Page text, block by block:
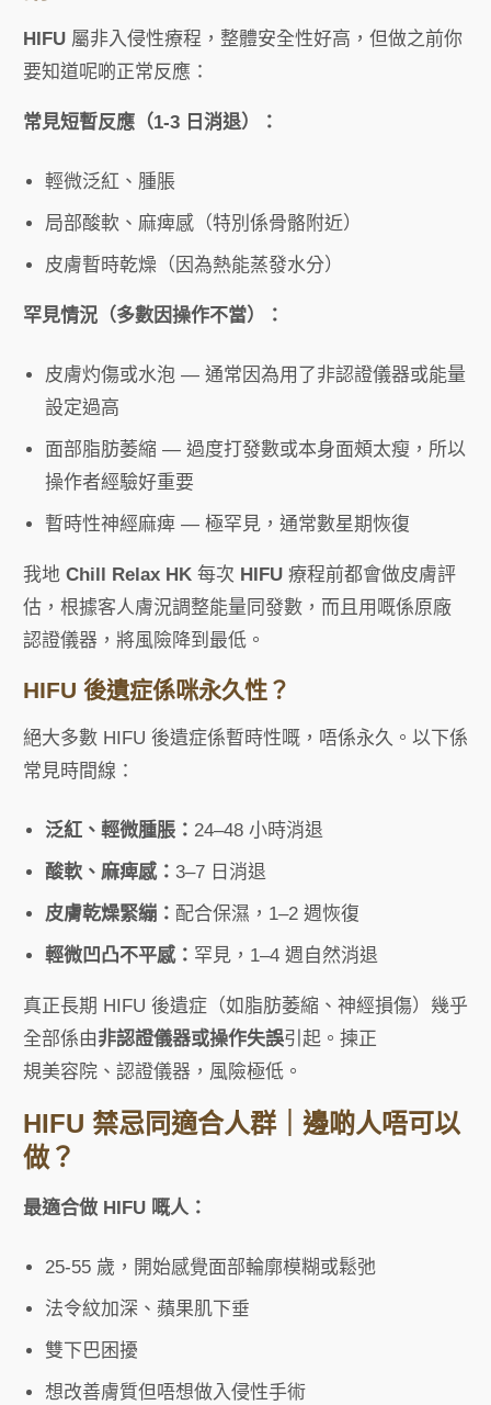
HIFU 屬非入侵性療程，整體安全性好高，但做之前你
要知道呢啲正常反應：
常見短暫反應（1-3 日消退）：
輕微泛紅、腫脹
局部酸軟、麻痺感（特別係骨骼附近）
皮膚暫時乾燥（因為熱能蒸發水分）
罕見情況（多數因操作不當）：
皮膚灼傷或水泡 — 通常因為用了非認證儀器或能量
設定過高
面部脂肪萎縮 — 過度打發數或本身面頰太瘦，所以
操作者經驗好重要
暫時性神經麻痺 — 極罕見，通常數星期恢復
我地 Chill Relax HK 每次 HIFU 療程前都會做皮膚評
估，根據客人膚況調整能量同發數，而且用嘅係原廠
認證儀器，將風險降到最低。
HIFU 後遺症係咪永久性？
絕大多數 HIFU 後遺症係暫時性嘅，唔係永久。以下係
常見時間線：
泛紅、輕微腫脹： 24–48 小時消退
酸軟、麻痺感： 3–7 日消退
皮膚乾燥緊繃： 配合保濕，1–2 週恢復
輕微凹凸不平感： 罕見，1–4 週自然消退
真正長期 HIFU 後遺症（如脂肪萎縮、神經損傷）幾乎
全部係由非認證儀器或操作失誤引起。揀正
規美容院、認證儀器，風險極低。
HIFU 禁忌同適合人群｜邊啲人唔可以
做？
最適合做 HIFU 嘅人：
25-55 歲，開始感覺面部輪廓模糊或鬆弛
法令紋加深、蘋果肌下垂
雙下巴困擾
想改善膚質但唔想做入侵性手術